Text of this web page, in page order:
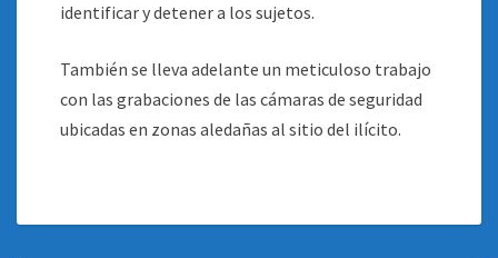
identificar y detener a los sujetos.
También se lleva adelante un meticuloso trabajo
con las grabaciones de las cámaras de seguridad
ubicadas en zonas aledañas al sitio del ilícito.